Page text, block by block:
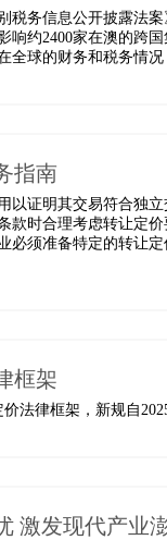
税务信息公开披露法
响约2400家在澳的跨
全球的财务和税务情
指南
以证明其交易符合独
款时合理考虑转让定
必须准备特定的转让
框架
法律框架，新规自
激发现代产业